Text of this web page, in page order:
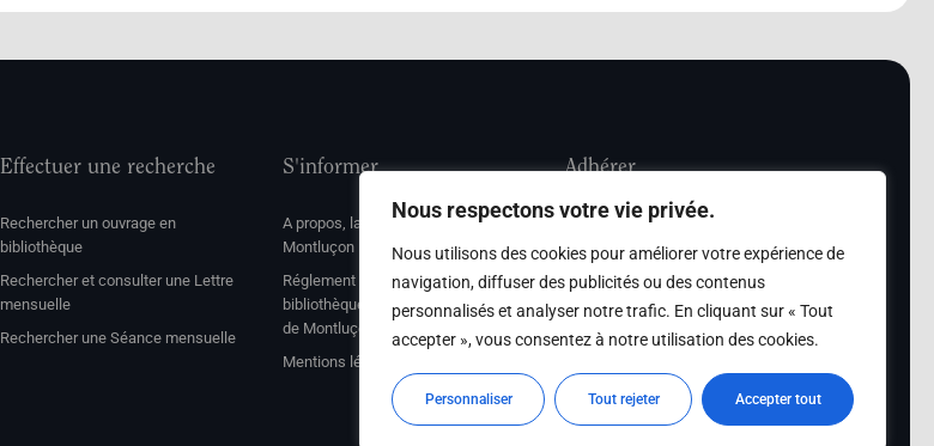
Nous respectons votre vie privée.
Nous utilisons des cookies pour améliorer votre expérience de
navigation, diffuser des publicités ou des contenus
personnalisés et analyser notre trafic. En cliquant sur « Tout
accepter », vous consentez à notre utilisation des cookies.
Personnaliser Tout rejeter Accepter tout
Effectuer une recherche
Rechercher un ouvrage en
bibliothèque
Rechercher et consulter une Lettre
mensuelle
Rechercher une Séance mensuelle
S'informer
A propos, la société Les Amis de
Montluçon
Réglement de consultation de la
bibliothèque et des archives des Amis
de Montluçon
Mentions légales
Adhérer
Adhésion